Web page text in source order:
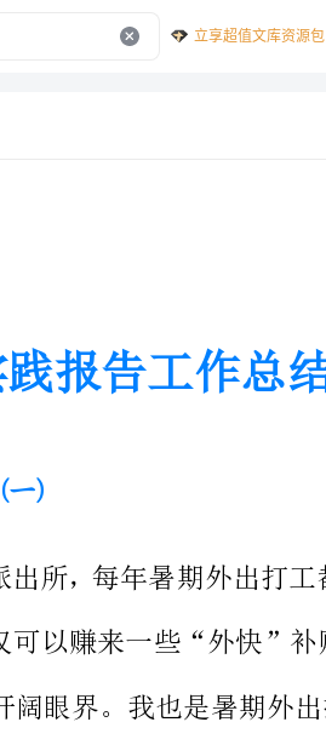
立享超值文库资源包
行李，踏上了外出打工的路，一起到烟台富士康开始我们暑期的打工生